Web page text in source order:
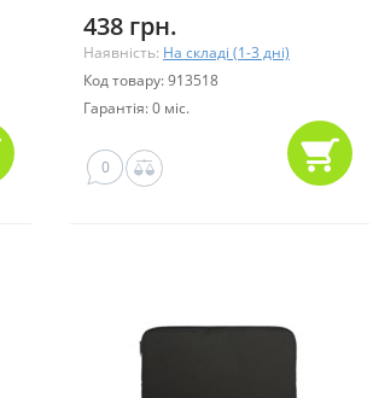
438 грн.
Наявність: На складі (1-3 дні)
Код товару: 913518
Гарантія: 0 міс.
0